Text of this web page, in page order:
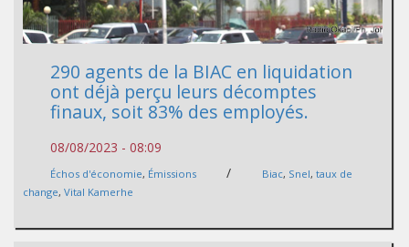
290 agents de la BIAC en liquidation
ont déjà perçu leurs décomptes
finaux, soit 83% des employés.
08/08/2023 - 08:09
Échos d'économie, Émissions / Biac, Snel, taux de
change, Vital Kamerhe